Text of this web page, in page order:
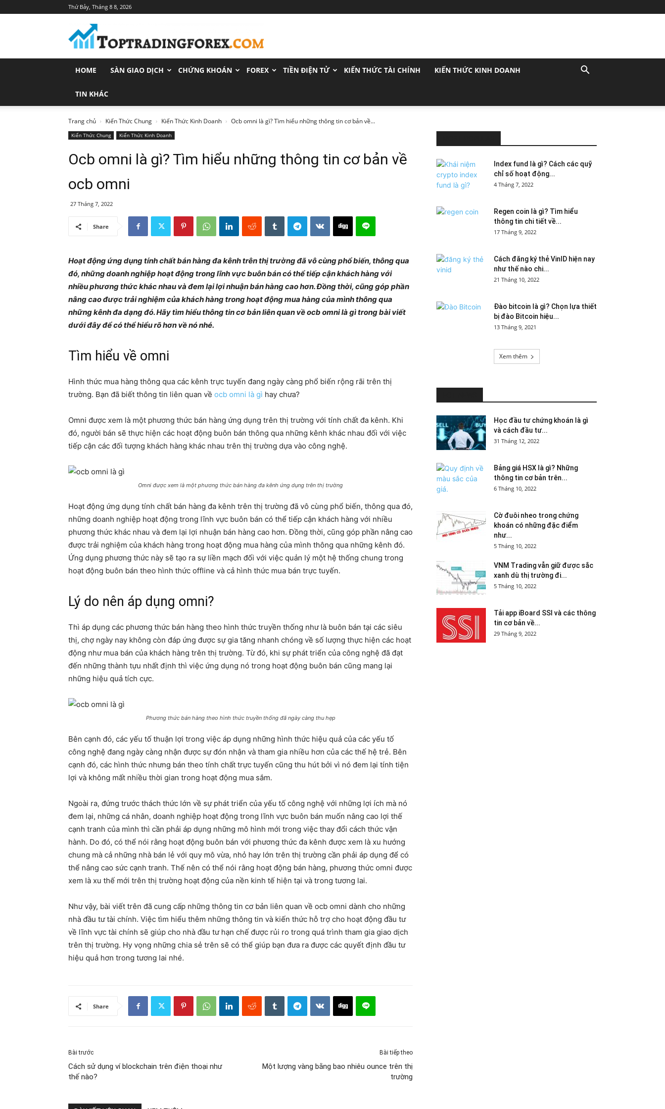
Thứ Bảy, Tháng 8 8, 2026
Trang
Tin
Tức
Đầu
HOME SÀN GIAO DỊCH CHỨNG KHOÁN FOREX TIỀN ĐIỆN TỬ KIẾN THỨC TÀI CHÍNH KIẾN THỨC KINH DOANH
TIN KHÁC
Trang chủ Kiến Thức Chung Kiến Thức Kinh Doanh Ocb omni là gì? Tìm hiểu những thông tin cơ bản về...
Kiến Thức Chung Kiến Thức Kinh Doanh
Ocb omni là gì? Tìm hiểu những thông tin cơ bản về
ocb omni
27 Tháng 7, 2022
Share
Hoạt động ứng dụng tính chất bán hàng đa kênh trên thị trường đã vô cùng phổ biến, thông qua
đó, những doanh nghiệp hoạt động trong lĩnh vực buôn bán có thể tiếp cận khách hàng với
nhiều phương thức khác nhau và đem lại lợi nhuận bán hàng cao hơn. Đồng thời, cũng góp phần
nâng cao được trải nghiệm của khách hàng trong hoạt động mua hàng của mình thông qua
những kênh đa dạng đó. Hãy tìm hiểu thông tin cơ bản liên quan về ocb omni là gì trong bài viết
dưới đây để có thể hiểu rõ hơn về nó nhé.
Tìm hiểu về omni
Hình thức mua hàng thông qua các kênh trực tuyến đang ngày càng phổ biến rộng rãi trên thị
trường. Bạn đã biết thông tin liên quan về ocb omni là gì hay chưa?
Omni được xem là một phương thức bán hàng ứng dụng trên thị trường với tính chất đa kênh. Khi
đó, người bán sẽ thực hiện các hoạt động buôn bán thông qua những kênh khác nhau đối với việc
tiếp cận các đối tượng khách hàng khác nhau trên thị trường dựa vào công nghệ.
Omni được xem là một phương thức bán hàng đa kênh ứng dụng trên thị trường
Hoạt động ứng dụng tính chất bán hàng đa kênh trên thị trường đã vô cùng phổ biến, thông qua đó,
những doanh nghiệp hoạt động trong lĩnh vực buôn bán có thể tiếp cận khách hàng với nhiều
phương thức khác nhau và đem lại lợi nhuận bán hàng cao hơn. Đồng thời, cũng góp phần nâng cao
được trải nghiệm của khách hàng trong hoạt động mua hàng của mình thông qua những kênh đó.
Ứng dụng phương thức này sẽ tạo ra sự liền mạch đối với việc quản lý một hệ thống chung trong
hoạt động buôn bán theo hình thức offline và cả hình thức mua bán trực tuyến.
Lý do nên áp dụng omni?
Thì áp dụng các phương thức bán hàng theo hình thức truyền thống như là buôn bán tại các siêu
thị, chợ ngày nay không còn đáp ứng được sự gia tăng nhanh chóng về số lượng thực hiện các hoạt
động như mua bán của khách hàng trên thị trường. Từ đó, khi sự phát triển của công nghệ đã đạt
đến những thành tựu nhất định thì việc ứng dụng nó trong hoạt động buôn bán cũng mang lại
những hiệu quả tích cực.
Phương thức bán hàng theo hình thức truyền thống đã ngày càng thu hẹp
Bên cạnh đó, các yếu tố thuận lợi trong việc áp dụng những hình thức hiệu quả của các yếu tố
công nghệ đang ngày càng nhận được sự đón nhận và tham gia nhiều hơn của các thế hệ trẻ. Bên
cạnh đó, các hình thức nhưng bán theo tính chất trực tuyến cũng thu hút bởi vì nó đem lại tính tiện
lợi và không mất nhiều thời gian trong hoạt động mua sắm.
Ngoài ra, đứng trước thách thức lớn về sự phát triển của yếu tố công nghệ với những lợi ích mà nó
đem lại, những cá nhân, doanh nghiệp hoạt động trong lĩnh vực buôn bán muốn nâng cao lợi thế
cạnh tranh của mình thì cần phải áp dụng những mô hình mới trong việc thay đổi cách thức vận
hành. Do đó, có thể nói rằng hoạt động buôn bán với phương thức đa kênh được xem là xu hướng
chung mà cả những nhà bán lẻ với quy mô vừa, nhỏ hay lớn trên thị trường cần phải áp dụng để có
thể nâng cao sức cạnh tranh. Thế nên có thể nói rằng hoạt động bán hàng, phương thức omni được
xem là xu thế mới trên thị trường hoạt động của nền kinh tế hiện tại và trong tương lai.
Như vậy, bài viết trên đã cung cấp những thông tin cơ bản liên quan về ocb omni dành cho những
nhà đầu tư tài chính. Việc tìm hiểu thêm những thông tin và kiến thức hỗ trợ cho hoạt động đầu tư
về lĩnh vực tài chính sẽ giúp cho nhà đầu tư hạn chế được rủi ro trong quá trình tham gia giao dịch
trên thị trường. Hy vọng những chia sẻ trên sẽ có thể giúp bạn đưa ra được các quyết định đầu tư
hiệu quả hơn trong tương lai nhé.
Share
Bài trước
Cách sử dụng ví blockchain trên điện thoại như
thế nào?
Bài tiếp theo
Một lượng vàng bằng bao nhiêu ounce trên thị
trường
Index fund là gì? Cách các quỹ
chỉ số hoạt động...
4 Tháng 7, 2022
Regen coin là gì? Tìm hiểu
thông tin chi tiết về...
17 Tháng 9, 2022
Cách đăng ký thẻ VinID hiện nay
như thế nào chi...
21 Tháng 10, 2022
Đào bitcoin là gì? Chọn lựa thiết
bị đào Bitcoin hiệu...
13 Tháng 9, 2021
Xem thêm
Học đầu tư chứng khoán là gì
và cách đầu tư...
31 Tháng 12, 2022
Bảng giá HSX là gì? Những
thông tin cơ bản trên...
6 Tháng 10, 2022
Cờ đuôi nheo trong chứng
khoán có những đặc điểm
như...
5 Tháng 10, 2022
VNM Trading vẫn giữ được sắc
xanh dù thị trường đi...
5 Tháng 10, 2022
Tải app iBoard SSI và các thông
tin cơ bản về...
29 Tháng 9, 2022